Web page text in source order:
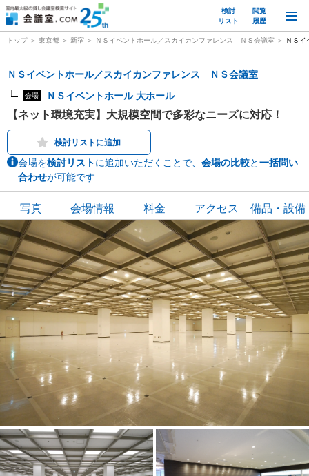
検討
リスト
閲覧
履歴
トップ 東京都 新宿 ＮＳイベントホール／スカイカンファレンス ＮＳ会議室 ＮＳ
ＮＳイベントホール／スカイカンファレンス ＮＳ会議室
会場 ＮＳイベントホール 大ホール
【ネット環境充実】大規模空間で多彩なニーズに対応！
検討リストに追加
会場を検討リストに追加いただくことで、 会場の比較と一括問い
合わせが可能です
写真 会場情報 料金 アクセス 備品・設備